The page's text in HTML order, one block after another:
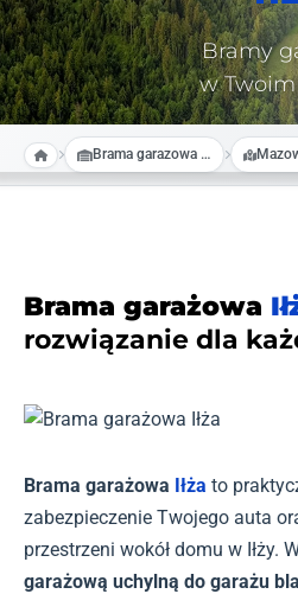
Bramy
w
Brama garazowa na wymiar
Brama garażowa
rozwiązanie dla
Brama garażowa Iłża to
zabezpieczenie Twojego auta
przestrzeni wokół domu w Iłży.
garażową uchylną do garażu